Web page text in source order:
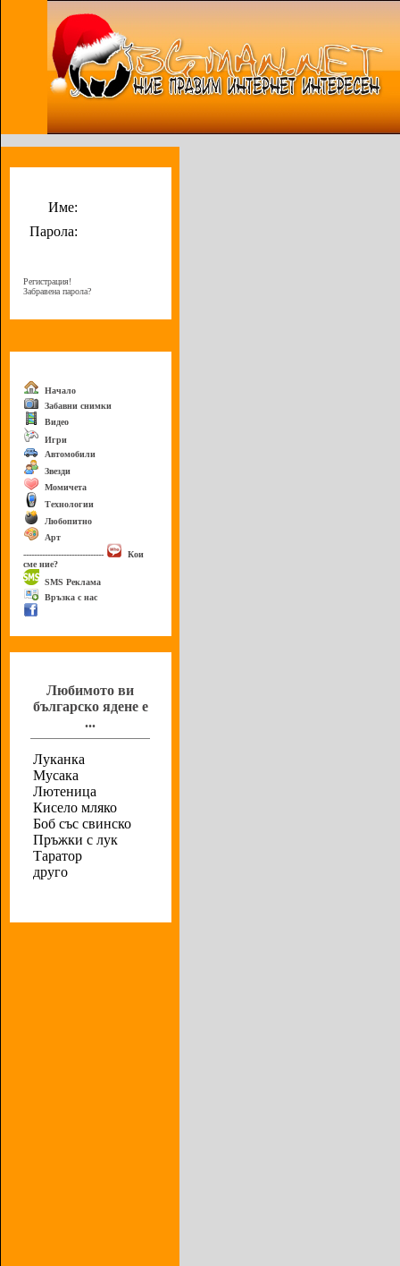
Име:
Парола:
Регистрация!
Забравена парола?
Начало
Забавни снимки
Видео
Игри
Автомобили
Звезди
Момичета
Технологии
Любопитно
Арт
------------------------------
Кои
сме ние?
SMS Реклама
Връзка с нас
Любимото ви
българско ядене е
...
Луканка
Мусака
Лютеница
Кисело мляко
Боб със свинско
Пръжки с лук
Таратор
друго